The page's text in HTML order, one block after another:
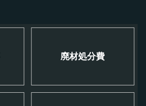
廃材処分費